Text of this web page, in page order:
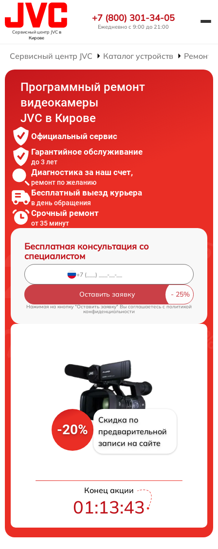
Сервисный центр JVCв
Кирове
+7 (800) 301-34-05
Ежедневно с 9:00 до 21:00
Сервисный центр JVC Каталог устройств Ремонт
Программный ремонт
видеокамеры
JVC в Кирове
Официальный сервис
Гарантийное обслуживание
до 3 лет
Диагностика за наш счет,
ремонт по желанию
Бесплатный выезд курьера
в день обращения
Срочный ремонт
от 35 минут
Бесплатная консультация со
специалистом
Оставить заявку
Нажимая на кнопку "Оставить заявку" Вы соглашаетесь cполитикой
конфиденциальности
-20%
Скидка по
предварительной
записи на сайте
Конец акции
01:13:42